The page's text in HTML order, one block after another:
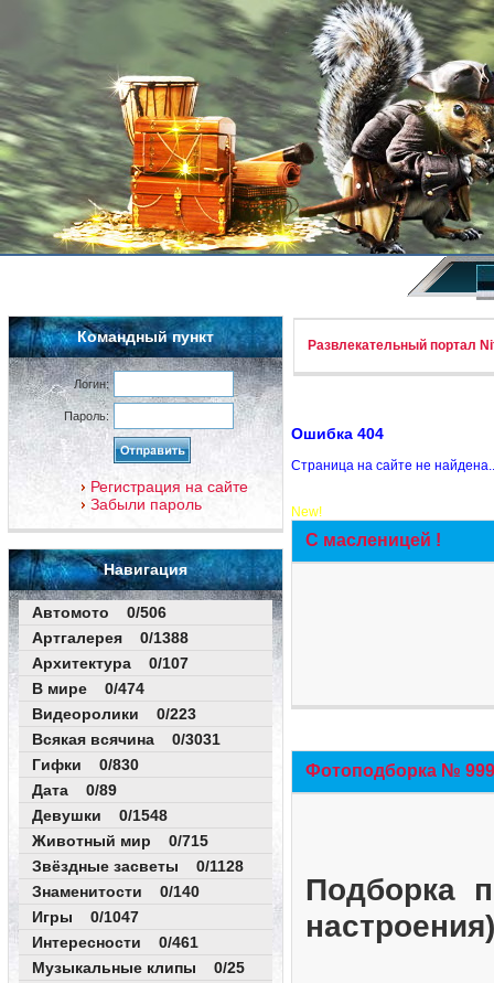
Командный пункт
Логин:
Пароль:
Регистрация на сайте
Забыли пароль
Навигация
Автомото 0/506
Артгалерея 0/1388
Архитектура 0/107
В мире 0/474
Видеоролики 0/223
Всякая всячина 0/3031
Гифки 0/830
Дата 0/89
Девушки 0/1548
Животный мир 0/715
Звёздные засветы 0/1128
Знаменитости 0/140
Игры 0/1047
Интересности 0/461
Музыкальные клипы 0/25
Развлекательный портал
Ошибка 404
Страница на сайте не
New!
С масленицей !
Фотоподборка №
Подборка